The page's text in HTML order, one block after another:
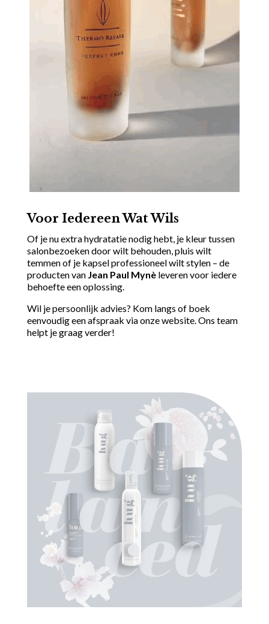
Voor Iedereen Wat Wils
Of je nu extra hydratatie nodig hebt, je kleur tussen
salonbezoeken door wilt behouden, pluis wilt
temmen of je kapsel professioneel wilt stylen – de
producten van Jean Paul Mynèleveren voor iedere
behoefte een oplossing.
Wil je persoonlijk advies? Kom langs of boek
eenvoudig een afspraak via onze website. Ons team
helpt je graag verder!